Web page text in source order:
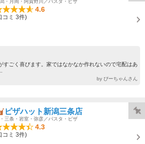
・月岡・阿賀野川／パスタ・ピザ
4.6
コミ 3件)
すごく喜びます。家ではなかなか作れないので宅配はあ
by ぴーちゃんさん
ピザハット新潟三条店
三条・岩室・弥彦／パスタ・ピザ
4.3
コミ 3件)